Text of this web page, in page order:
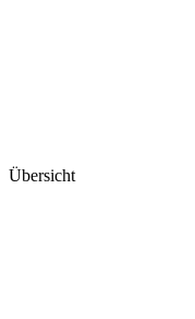
Übersicht